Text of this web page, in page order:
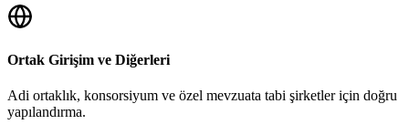
Ortak Girişim ve Diğerleri
Adi ortaklık, konsorsiyum ve özel mevzuata tabi şirketler için doğru
yapılandırma.